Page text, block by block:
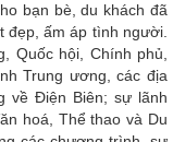
bạn bè, du khách đã
đẹp, ấm áp tình người.
Quốc hội, Chính phủ,
Trung ương, các địa
về Điện Biên; sự lãnh
hoá, Thể thao và Du